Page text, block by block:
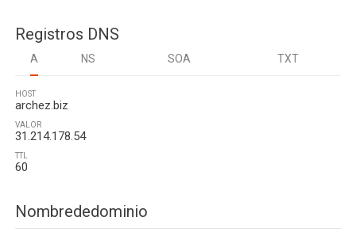
Registros DNS
A NS SOA TXT
HOST
archez.biz
VALOR
31.214.178.54
TTL
60
Nombrededominio